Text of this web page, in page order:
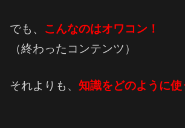
でも、 こんなのはオワコン！
（終わったコンテンツ）
それよりも、 知識をどのように使